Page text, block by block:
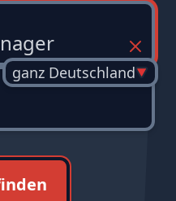
ganz Deutschland